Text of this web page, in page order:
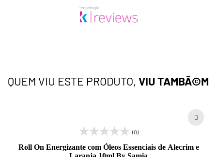
QUEM VIU ESTE PRODUTO, VIU TAMBÃ©M
(0)
Roll On Energizante com Óleos Essenciais de Alecrim e